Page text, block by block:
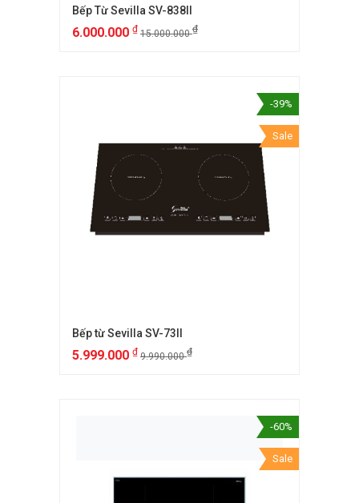
Bếp Từ Sevilla SV-838II
6.000.000 ₫ 15.000.000₫
-39%
Sale
Bếp từ Sevilla SV-73II
5.999.000 ₫ 9.990.000₫
-60%
Sale